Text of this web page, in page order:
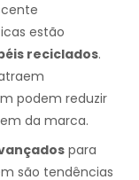
estão
reciclados.
podem reduzir
da marca.
para
são tendências